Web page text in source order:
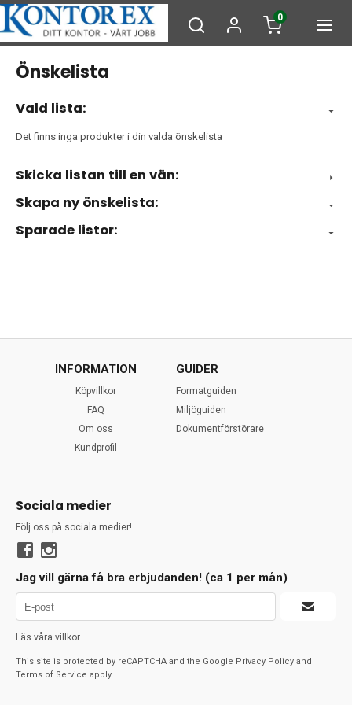
0
Önskelista
Vald lista:
Det finns inga produkter i din valda önskelista
Skicka listan till en vän:
Skapa ny önskelista:
Sparade listor:
INFORMATION
Köpvillkor
FAQ
Om oss
Kundprofil
GUIDER
Formatguiden
Miljöguiden
Dokumentförstörare
Sociala medier
Följ oss på sociala medier!
Jag vill gärna få bra erbjudanden! (ca 1 per mån)
Läs våra villkor
This site is protected by reCAPTCHA and the Google Privacy Policy and
Terms of Service apply.